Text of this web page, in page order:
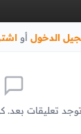
الدخول أو
توجد تعليقات